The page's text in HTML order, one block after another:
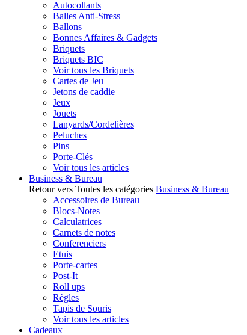
Autocollants
Balles Anti-Stress
Ballons
Bonnes Affaires & Gadgets
Briquets
Briquets BIC
Voir tous les Briquets
Cartes de Jeu
Jetons de caddie
Jeux
Jouets
Lanyards/Cordelières
Peluches
Pins
Porte-Clés
Voir tous les articles
Business & Bureau
Retour vers Toutes les catégories Business & Bureau
Accessoires de Bureau
Blocs-Notes
Calculatrices
Carnets de notes
Conferenciers
Etuis
Porte-cartes
Post-It
Roll ups
Règles
Tapis de Souris
Voir tous les articles
Cadeaux